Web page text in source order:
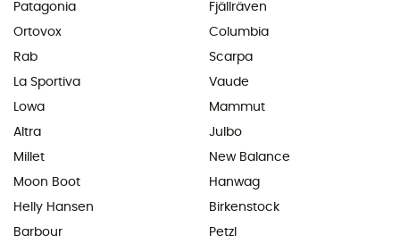
Patagonia
Ortovox
Rab
La Sportiva
Lowa
Altra
Millet
Moon Boot
Helly Hansen
Barbour
Fjällräven
Columbia
Scarpa
Vaude
Mammut
Julbo
New Balance
Hanwag
Birkenstock
Petzl